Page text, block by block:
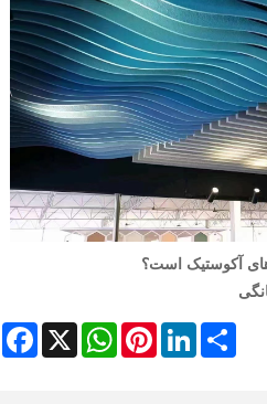
آکوستیک است؟
X
WhatsAppPinterestLinkedIn Share